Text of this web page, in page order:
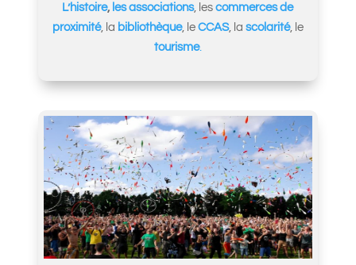
L’histoire, les associations, lescommerces de
proximité, la bibliothèque, le CCAS, la scolarité, le
tourisme.